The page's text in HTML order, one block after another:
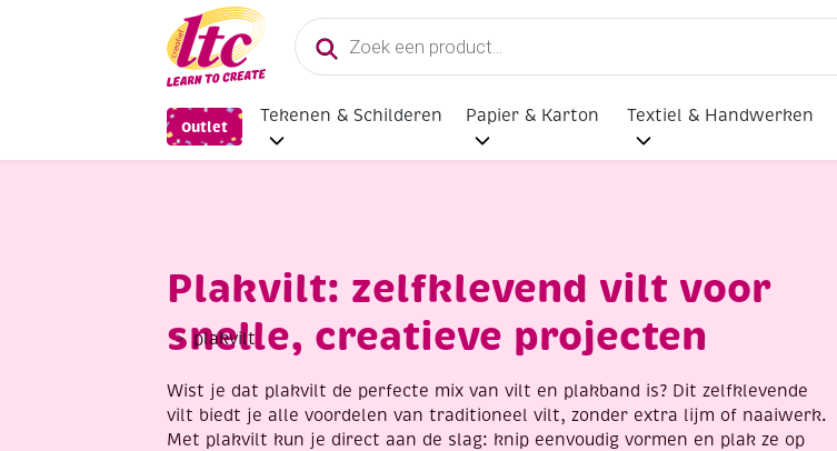
Producten
zoeken
Outlet
Tekenen & Schilderen Papier & Karton Textiel & Handwerken
plakvilt
Plakvilt: zelfklevend vilt voor
snelle, creatieve projecten
Wist je dat plakvilt de perfecte mix van vilt en plakband is? Dit zelfklevende
vilt biedt je alle voordelen van traditioneel vilt, zonder extra lijm of naaiwerk.
Met plakvilt kun je direct aan de slag: knip eenvoudig vormen en plak ze op